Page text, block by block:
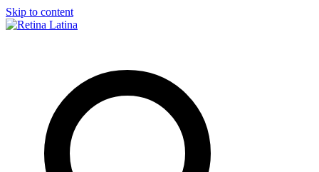
Skip to content